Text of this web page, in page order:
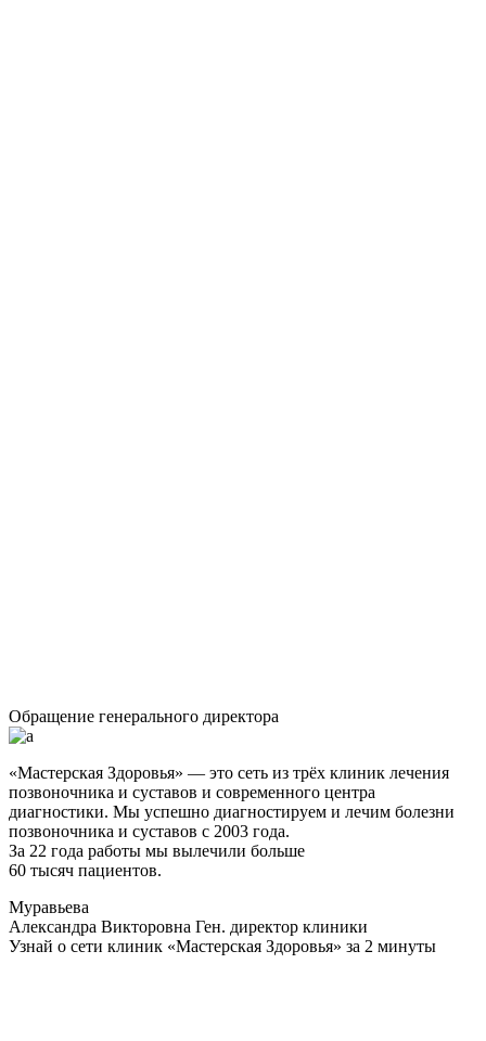
Обращение генерального директора
«Мастерская Здоровья» — это сеть из трёх клиник лечения
позвоночника и суставов и современного центра
диагностики. Мы успешно диагностируем и лечим болезни
позвоночника и суставов с 2003 года.
За 22 года работы мы вылечили больше
60 тысяч пациентов.
Муравьева
Александра Викторовна Ген. директор клиники
Узнай о сети клиник «Мастерская Здоровья» за 2 минуты